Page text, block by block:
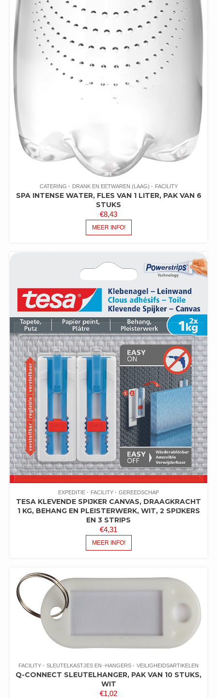
CATERING DRANK EN EETWAREN (LAAG) FACILITY
SPA INTENSE WATER, FLES VAN 1 LITER, PAK VAN 6
STUKS
€8,43
MEER INFO!
EXPEDITIE FACILITY GEREEDSCHAP
TESA KLEVENDE SPIJKER CANVAS, DRAAGKRACHT
1 KG, BEHANG EN PLEISTERWERK, WIT, 2 SPIJKERS
EN 3 STRIPS
€4,31
MEER INFO!
FACILITY SLEUTELKASTJES EN -HANGERS VEILIGHEIDSARTIKELEN
Q-CONNECT SLEUTELHANGER, PAK VAN 10 STUKS,
WIT
€1,02